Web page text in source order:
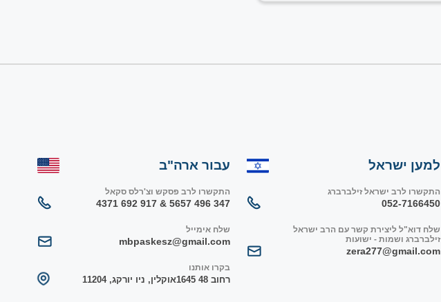
למען ישראל
התקשרו לרב ישראל זילברברג
052-7166450
שלח דוא"ל ליצירת קשר עם הרב ישראל
זילברברג ושמות - ישועות
zera277@gmail.com
עבור ארה"ב
התקשרו לרב פסקש וצ'רלס סקאל
347 496 5657 & 917 692 4371
שלח אימייל
mbpaskesz@gmail.com
בקרו אותנו
רחוב 48 1645 אוקלין, ניו יורקג, 11204